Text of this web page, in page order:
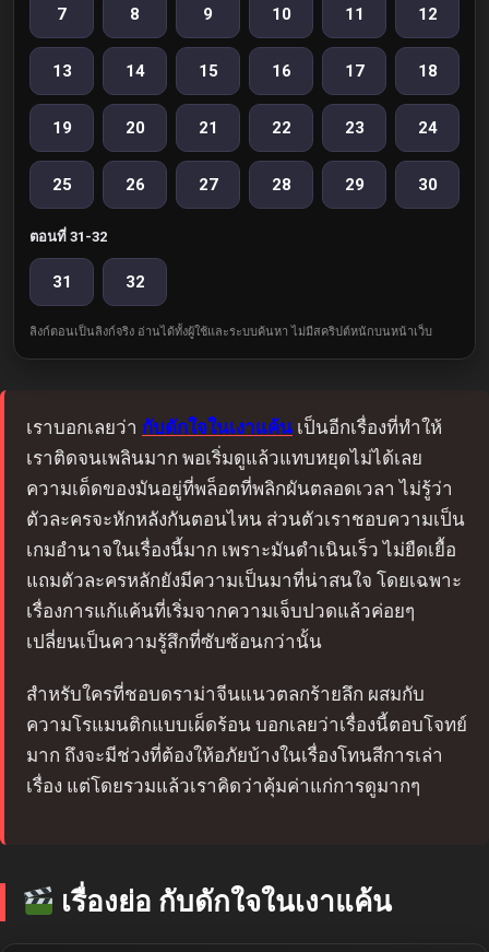
7 8 9 10 11 12
13 14 15 16 17 18
19 20 21 22 23 24
25 26 27 28 29 30
ตอนที่ 31-32
31 32
ลิงก์ตอนเป็นลิงก์จริง อ่านได้ทั้งผู้ใช้และระบบค้นหา ไม่มีสคริปต์หนักบนหน้าเว็บ
เราบอกเลยว่า กับดักใจในเงาแค้น เป็นอีกเรื่องที่ทำให้
เราติดจนเพลินมาก พอเริ่มดูแล้วแทบหยุดไม่ได้เลย
ความเด็ดของมันอยู่ที่พล็อตที่พลิกผันตลอดเวลา ไม่รู้ว่า
ตัวละครจะหักหลังกันตอนไหน ส่วนตัวเราชอบความเป็น
เกมอำนาจในเรื่องนี้มาก เพราะมันดำเนินเร็ว ไม่ยืดเยื้อ
แถมตัวละครหลักยังมีความเป็นมาที่น่าสนใจ โดยเฉพาะ
เรื่องการแก้แค้นที่เริ่มจากความเจ็บปวดแล้วค่อยๆ
เปลี่ยนเป็นความรู้สึกที่ซับซ้อนกว่านั้น
สำหรับใครที่ชอบดราม่าจีนแนวตลกร้ายลึก ผสมกับ
ความโรแมนติกแบบเผ็ดร้อน บอกเลยว่าเรื่องนี้ตอบโจทย์
มาก ถึงจะมีช่วงที่ต้องให้อภัยบ้างในเรื่องโทนสีการเล่า
เรื่อง แต่โดยรวมแล้วเราคิดว่าคุ้มค่าแก่การดูมากๆ
เรื่องย่อ กับดักใจในเงาแค้น